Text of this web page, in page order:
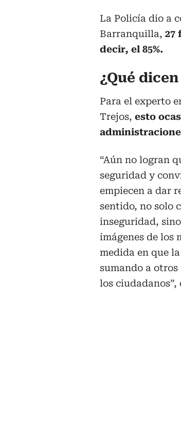
La Policía dio a
Barranquilla, 27
decir, el 85%.
¿Qué
Para el experto
Trejos, esto
“Aún no logran
seguridad y
empiecen a dar
sentido, no solo
inseguridad,
imágenes de los
medida en que
sumando a
los ciudadanos”,